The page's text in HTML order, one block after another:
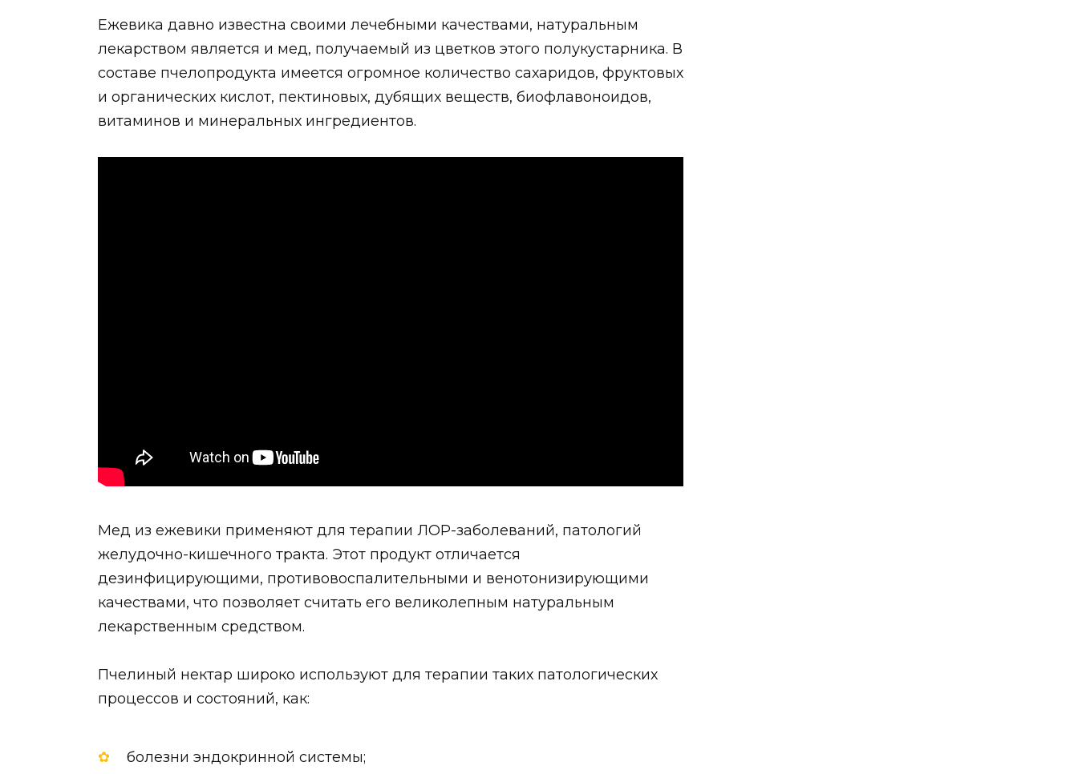
Ежевика давно известна своими лечебными качествами, натуральным
лекарством является и мед, получаемый из цветков этого полукустарника. В
составе пчелопродукта имеется огромное количество сахаридов, фруктовых
и органических кислот, пектиновых, дубящих веществ, биофлавоноидов,
витаминов и минеральных ингредиентов.
Мед из ежевики применяют для терапии ЛОР-заболеваний, патологий
желудочно-кишечного тракта. Этот продукт отличается
дезинфицирующими, противовоспалительными и венотонизирующими
качествами, что позволяет считать его великолепным натуральным
лекарственным средством.
Пчелиный нектар широко используют для терапии таких патологических
процессов и состояний, как:
болезни эндокринной системы;